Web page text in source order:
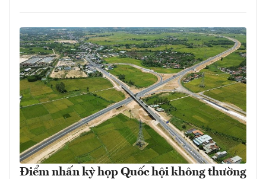
Điểm nhấn kỳ họp Quốc hội không thường